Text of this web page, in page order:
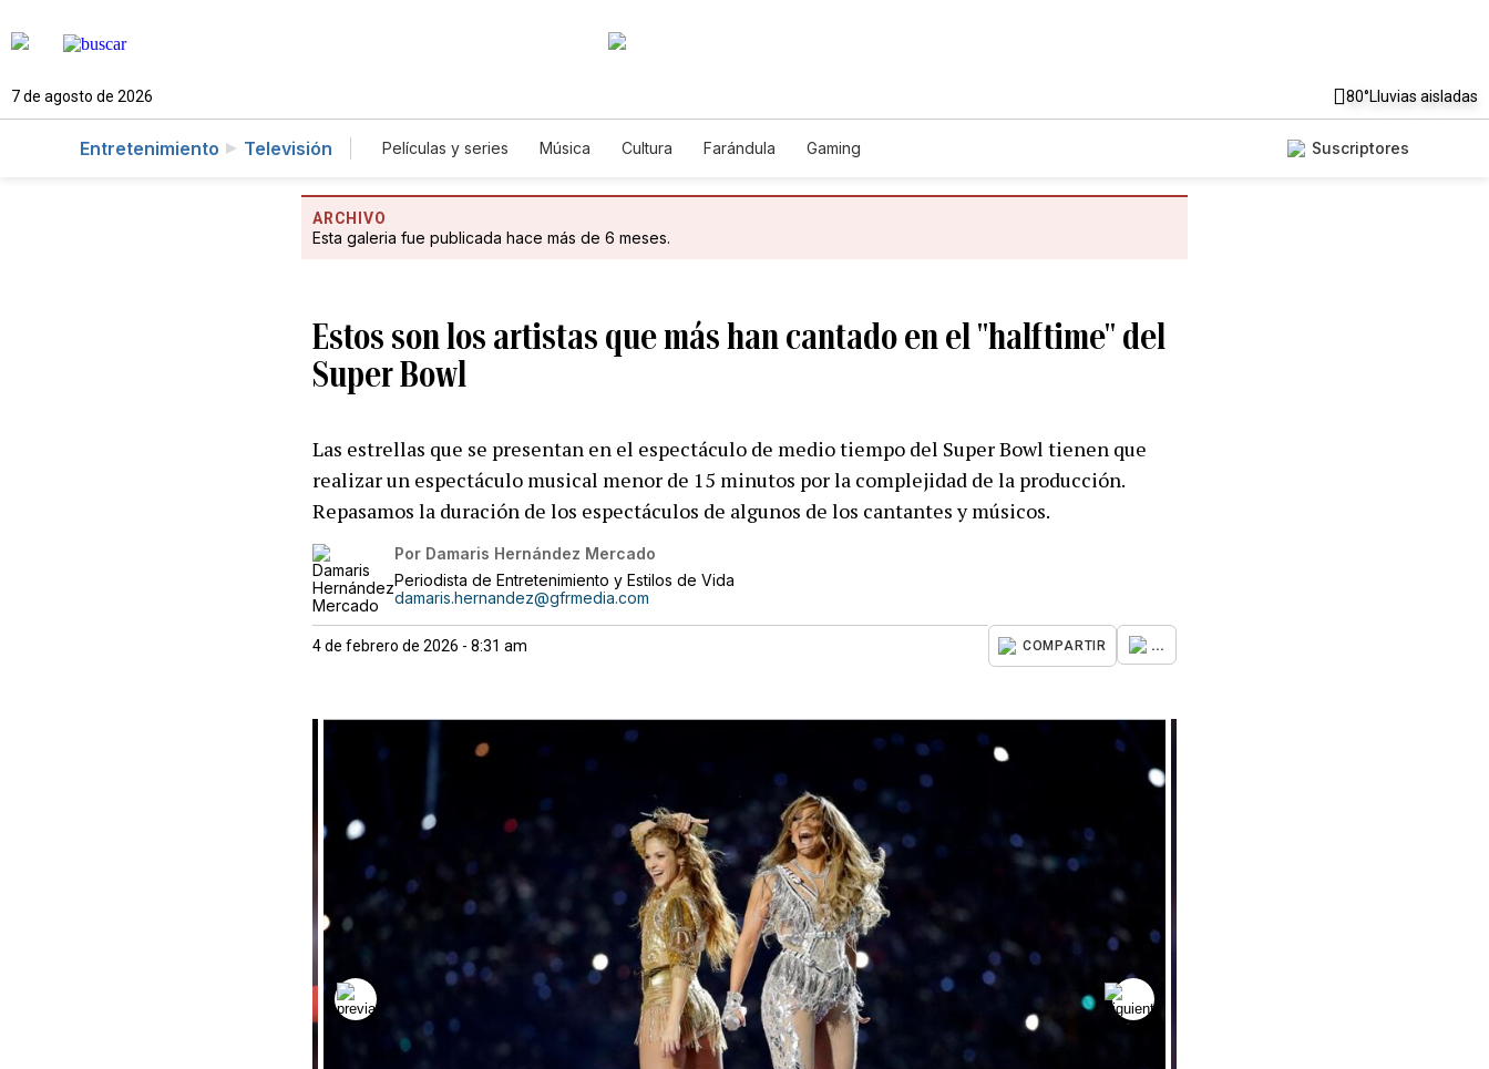
7 de agosto de 2026 80°Lluvias aisladas
Entretenimiento Televisión Películas y series Música Cultura Farándula Gaming Suscriptores
ARCHIVO
Esta galeria fue publicada hace más de 6 meses.
Estos son los artistas que más han cantado en el "halftime" del
Super Bowl
Las estrellas que se presentan en el espectáculo de medio tiempo del Super Bowl tienen que
realizar un espectáculo musical menor de 15 minutos por la complejidad de la producción.
Repasamos la duración de los espectáculos de algunos de los cantantes y músicos.
Por Damaris Hernández Mercado
Periodista de Entretenimiento y Estilos de Vida
damaris.hernandez@gfrmedia.com
4 de febrero de 2026 - 8:31 am COMPARTIR ...